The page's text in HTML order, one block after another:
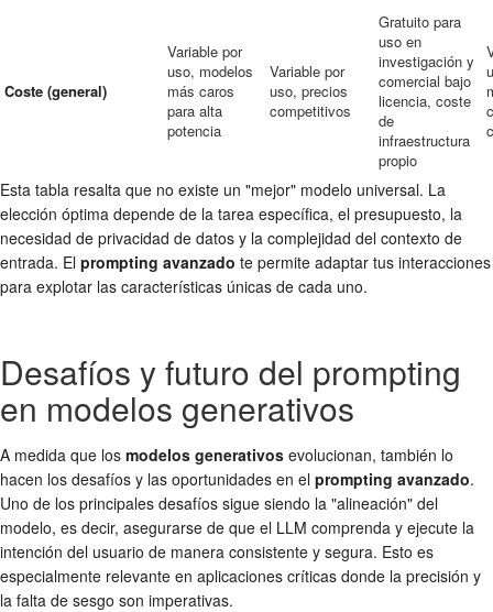
Coste (general)
Variable por
uso, modelos
más caros
para alta
potencia
Variable por
uso, precios
competitivos
Gratuito para
uso en
investigación y
comercial bajo
licencia, coste
de
infraestructura
propio
Esta tabla resalta que no existe un "mejor" modelo universal. La
elección óptima depende de la tarea específica, el presupuesto, la
necesidad de privacidad de datos y la complejidad del contexto de
entrada. El prompting avanzado te permite adaptar tus interacciones
para explotar las características únicas de cada uno.
Desafíos y futuro del prompting
en modelos generativos
A medida que los modelos generativos evolucionan, también lo
hacen los desafíos y las oportunidades en el prompting avanzado.
Uno de los principales desafíos sigue siendo la "alineación" del
modelo, es decir, asegurarse de que el LLM comprenda y ejecute la
intención del usuario de manera consistente y segura. Esto es
especialmente relevante en aplicaciones críticas donde la precisión y
la falta de sesgo son imperativas.